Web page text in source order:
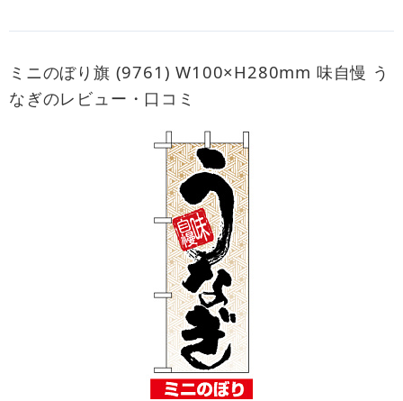
ミニのぼり旗 (9761) W100×H280mm 味自慢 う
なぎのレビュー・口コミ